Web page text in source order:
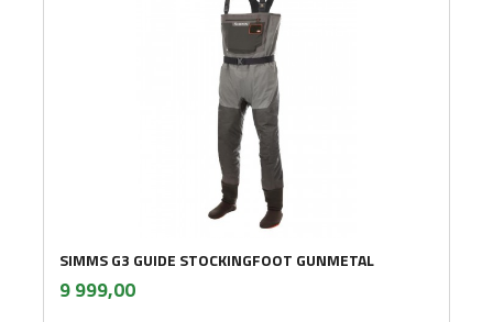
SIMMS G3 GUIDE STOCKINGFOOT GUNMETAL
Pris
9 999,00mva.